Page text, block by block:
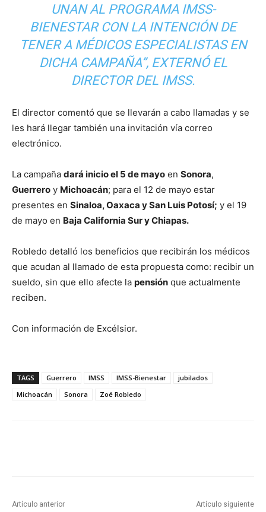
UNAN AL PROGRAMA IMSS-
BIENESTAR CON LA INTENCIÓN DE
TENER A MÉDICOS ESPECIALISTAS EN
DICHA CAMPAÑA”, EXTERNÓ EL
DIRECTOR DEL IMSS.
El director comentó que se llevarán a cabo llamadas y se
les hará llegar también una invitación vía correo
electrónico.
La campaña dará inicio el 5 de mayo en Sonora,
Guerrero y Michoacán; para el 12 de mayo estar
presentes en Sinaloa, Oaxaca y San Luis Potosí; y el 19
de mayo en Baja California Sur y Chiapas.
Robledo detalló los beneficios que recibirán los médicos
que acudan al llamado de esta propuesta como: recibir un
sueldo, sin que ello afecte la pensión que actualmente
reciben.
Con información de Excélsior.
TAGS Guerrero IMSS IMSS-Bienestar
jubilados
Michoacán
Sonora Zoé Robledo
Artículo anterior Artículo siguiente